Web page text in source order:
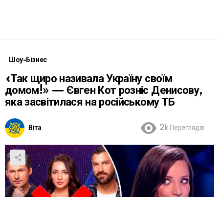
Шоу-Бізнес
«Так щиро називала Україну своїм
домом!» — Євген Кот розніс Денисову,
яка засвітилася на російському ТБ
Віта 2k Переглядів